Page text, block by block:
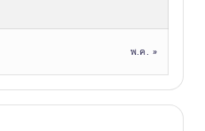
พ.ค. »